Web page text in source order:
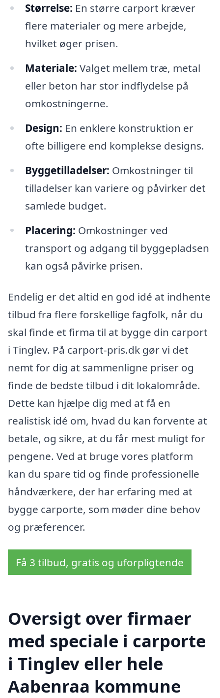
Størrelse: En større carport kræver
flere materialer og mere arbejde,
hvilket øger prisen.
Materiale: Valget mellem træ, metal
eller beton har stor indflydelse på
omkostningerne.
Design: En enklere konstruktion er
ofte billigere end komplekse designs.
Byggetilladelser: Omkostninger til
tilladelser kan variere og påvirker det
samlede budget.
Placering: Omkostninger ved
transport og adgang til byggepladsen
kan også påvirke prisen.
Endelig er det altid en god idé at indhente
tilbud fra flere forskellige fagfolk, når du
skal finde et firma til at bygge din carport
i Tinglev. På carport-pris.dk gør vi det
nemt for dig at sammenligne priser og
finde de bedste tilbud i dit lokalområde.
Dette kan hjælpe dig med at få en
realistisk idé om, hvad du kan forvente at
betale, og sikre, at du får mest muligt for
pengene. Ved at bruge vores platform
kan du spare tid og finde professionelle
håndværkere, der har erfaring med at
bygge carporte, som møder dine behov
og præferencer.
Få 3 tilbud, gratis og uforpligtende
Oversigt over firmaer
med speciale i carporte
i Tinglev eller hele
Aabenraa kommune